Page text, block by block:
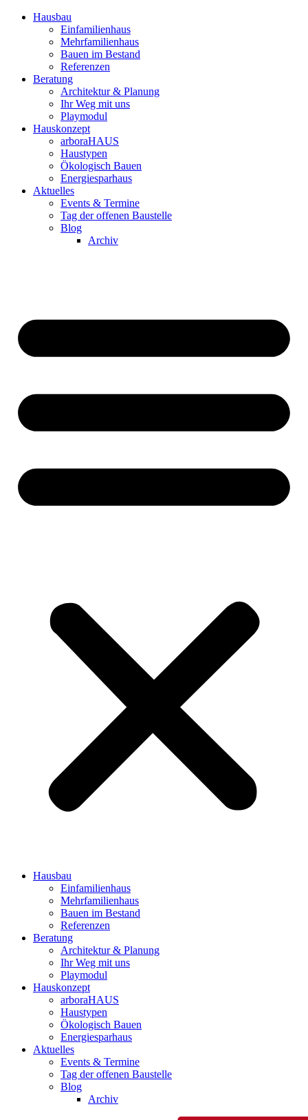
Hausbau
Einfamilienhaus
Mehrfamilienhaus
Bauen im Bestand
Referenzen
Beratung
Architektur & Planung
Ihr Weg mit uns
Playmodul
Hauskonzept
arboraHAUS
Haustypen
Ökologisch Bauen
Energiesparhaus
Aktuelles
Events & Termine
Tag der offenen Baustelle
Blog
Archiv
Hausbau
Einfamilienhaus
Mehrfamilienhaus
Bauen im Bestand
Referenzen
Beratung
Architektur & Planung
Ihr Weg mit uns
Playmodul
Hauskonzept
arboraHAUS
Haustypen
Ökologisch Bauen
Energiesparhaus
Aktuelles
Events & Termine
Tag der offenen Baustelle
Blog
Archiv